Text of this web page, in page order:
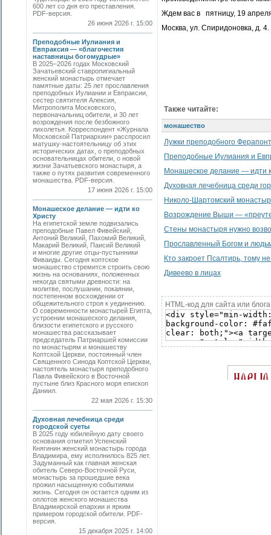
600 лет со дня его преставления.
PDF-версия.
26 июня 2026 г. 15:00
Преподобные Иулиания и
Евпраксия — «благочестия
наставницы богомудрые»
В 2025–2026 годах Московский
Зачатьевский ставропигиальный
женский монастырь отмечает
памятные даты: 25 лет прославления
преподобных Иулиании и Евпраксии,
сестер святителя Алексия,
Митрополита Московского,
первоначальниц обители, и 30 лет
возрождения после безбожного
лихолетья. Корреспондент «Журнала
Московской Патриархии» расспросил
матушку-настоятельницу об этих
исторических датах, о преподобных
основательницах обители, о новой
жизни Зачатьевского монастыря, а
также о путях развития современного
монашества. PDF-версия.
17 июня 2026 г. 15:00
Монашеское делание — идти ко
Христу
На египетской земле подвизались
преподобные Павел Фивейский,
Антоний Великий, Пахомий Великий,
Макарий Великий, Паисий Великий
и многие другие отцы-пустынники
Фиваиды. Сегодня коптское
монашество стремится строить свою
жизнь на основаниях, положенных
некогда святыми древности: на
молитве, послушании, покаянии,
постепенном восхождении от
общежительного строя к уединению.
О современности монастырей Египта,
устроении монашеского делания,
близости египетского и русского
монашества рассказывает
председатель Патриаршей комиссии
по монастырям и монашеству
Коптской Церкви, постоянный член
Священного Синода Коптской Церкви,
настоятель монастыря преподобного
Павла Фивейского в Восточной
пустыне близ Красного моря епископ
Даниил.
22 мая 2026 г. 15:30
Духовная лечебница среди
городской суеты
В 2025 году юбилейную дату своего
основания отметил Успенский
Княгинин женский монастырь города
Владимира, ему исполнилось 825 лет.
Задуманный как главная женская
обитель Северо-Восточной Руси,
монастырь за прошедшие века
прожил насыщенную событиями
жизнь. Сегодня он остается одним из
оплотов женского монашества
Владимирской епархии и ярким
примером городской обители. PDF-
версия.
15 декабря 2025 г. 14:00
Ждем вас в пятницу, 19
Москва, ул. Спиридоновка, д. 4.
Также читайте:
монашество
Лужки преподобного
Преподобные Иулиания и
Монашеское делание — идти
Духовная лечебница среди
Николо-Шартомский
Возрождение Выши —
Стены монастыря нужно
Прославленный Богом и
Кто закроет Псалтирь, тому
Дивеево в лицах
HTML-код для сайта или